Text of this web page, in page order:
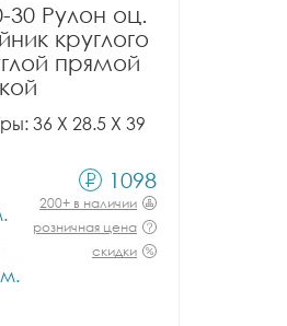
30 Рулон оц.
круглого
прямой
36 X 28.5 X 39
1098
200+ в наличии
розничная цена
скидки